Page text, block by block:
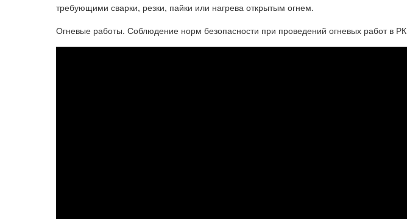
требующими сварки, резки, пайки или нагрева открытым огнем.
Огневые работы. Соблюдение норм безопасности при проведений огневых работ в РК